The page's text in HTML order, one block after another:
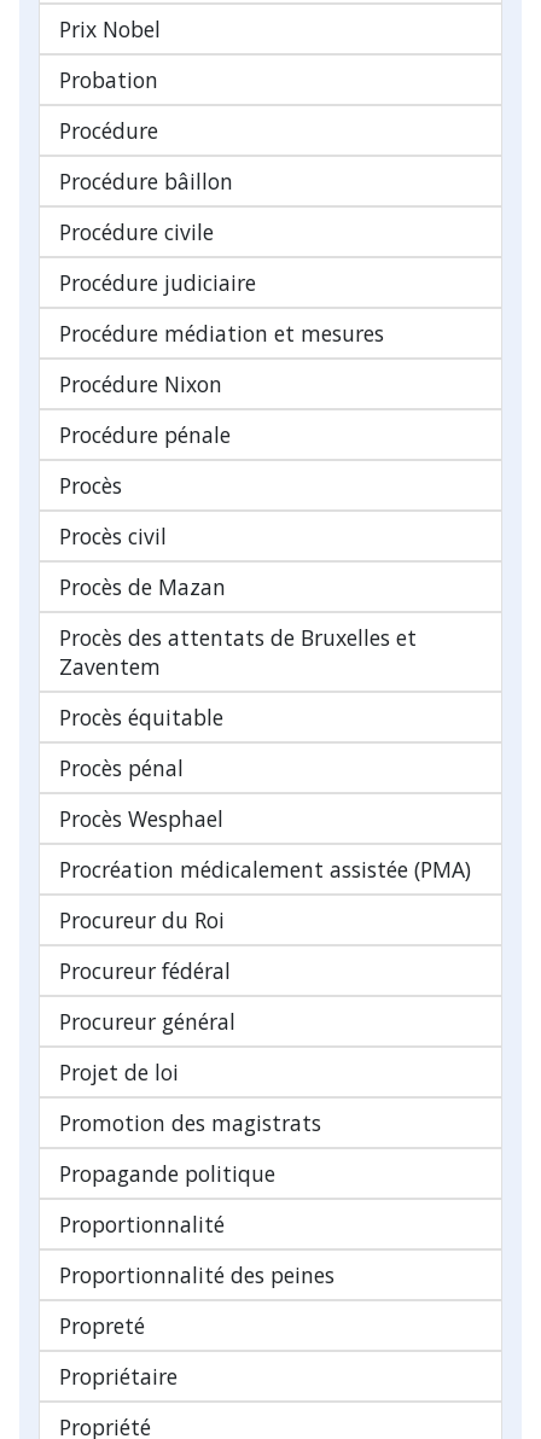
Prix Nobel
Probation
Procédure
Procédure bâillon
Procédure civile
Procédure judiciaire
Procédure médiation et mesures
Procédure Nixon
Procédure pénale
Procès
Procès civil
Procès de Mazan
Procès des attentats de Bruxelles et
Zaventem
Procès équitable
Procès pénal
Procès Wesphael
Procréation médicalement assistée (PMA)
Procureur du Roi
Procureur fédéral
Procureur général
Projet de loi
Promotion des magistrats
Propagande politique
Proportionnalité
Proportionnalité des peines
Propreté
Propriétaire
Propriété